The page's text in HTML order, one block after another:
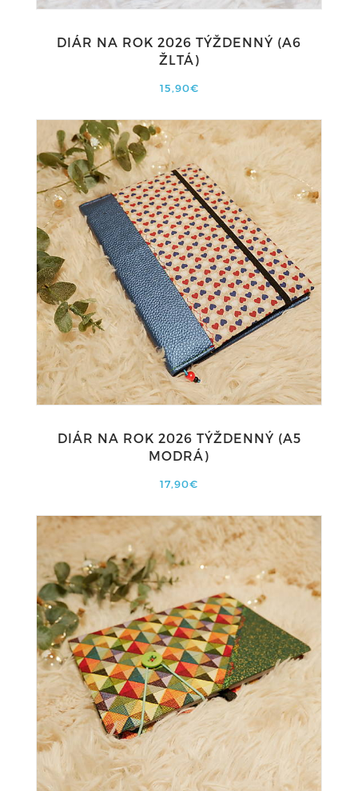
DIÁR NA ROK 2026 TÝŽDENNÝ (A6
ŽLTÁ)
15,90€
DIÁR NA ROK 2026 TÝŽDENNÝ (A5
MODRÁ)
17,90€